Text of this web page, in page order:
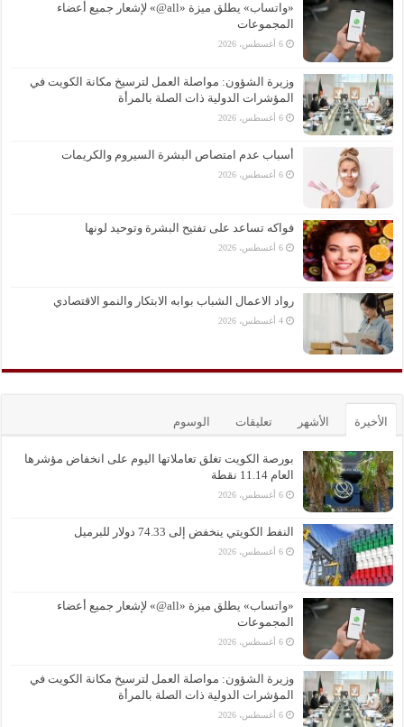
«واتساب» يطلق ميزة «all@» لإشعار جميع أعضاء
المجموعات
6 أغسطس، 2026
وزيرة الشؤون: مواصلة العمل لترسيخ مكانة الكويت في
المؤشرات الدولية ذات الصلة بالمرأة
6 أغسطس، 2026
أسباب عدم امتصاص البشرة السيروم والكريمات
6 أغسطس، 2026
فواكه تساعد على تفتيح البشرة وتوحيد لونها
6 أغسطس، 2026
رواد الاعمال الشباب بوابه الابتكار والنمو الاقتصادي
4 أغسطس، 2026
الأخيرة الأشهر تعليقات الوسوم
بورصة الكويت تغلق تعاملاتها اليوم على انخفاض مؤشرها
العام 11.14 نقطة
6 أغسطس، 2026
النفط الكويتي ينخفض إلى 74.33 دولار للبرميل
6 أغسطس، 2026
«واتساب» يطلق ميزة «all@» لإشعار جميع أعضاء
المجموعات
6 أغسطس، 2026
وزيرة الشؤون: مواصلة العمل لترسيخ مكانة الكويت في
المؤشرات الدولية ذات الصلة بالمرأة
6 أغسطس، 2026